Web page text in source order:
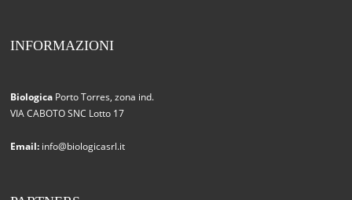
INFORMAZIONI
Biologica Porto Torres, zona ind.
VIA CABOTO SNC Lotto 17
Email: info@biologicasrl.it